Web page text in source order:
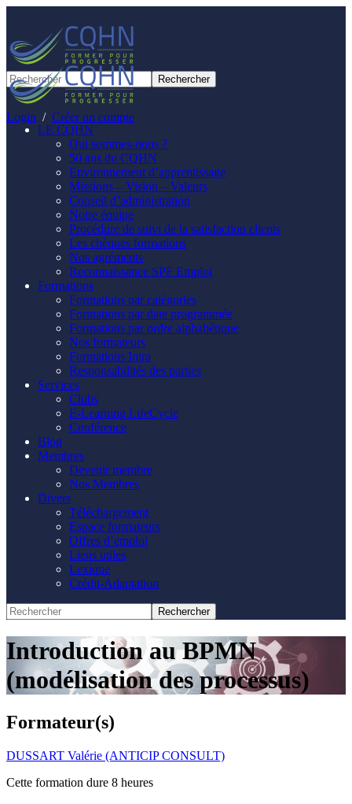
Login / Créer un compte
LE CQHN
Qui sommes-nous ?
50 ans du CQHN
Environnement d’apprentissage
Missions – Vision – Valeurs
Conseil d’administration
Notre équipe
Procédure de suivi de la satisfaction clients
Les chèques formations
Nos agréments
Reconnaissance SPF Emploi
Formations
Formations par catégories
Formations par date programmée
Formations par ordre alphabétique
Nos formateurs
Formations Intra
Responsabilités des parties
Services
Clubs
E-Learning LifeCycle
Conférence
Blog
Membres
Devenir membre
Nos Membres
Divers
Téléchargement
Espace formateurs
Offres d’emploi
Liens utiles
Lexique
Crédit-Adaptation
Introduction au BPMN
(modélisation des processus)
Formateur(s)
DUSSART Valérie (ANTICIP CONSULT)
Cette formation dure 8 heures
Panneau de gestion des cookies